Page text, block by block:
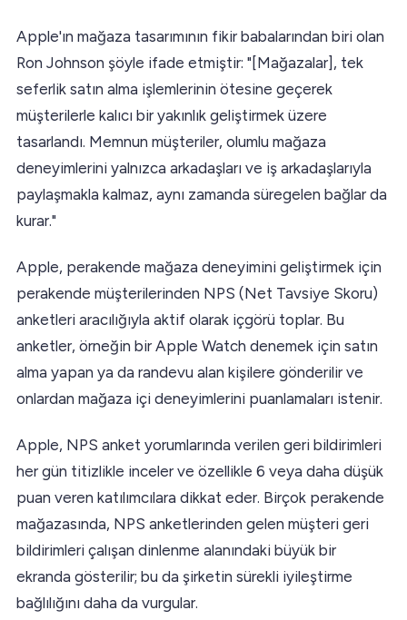
Apple'ın mağaza tasarımının fikir babalarından biri olan
Ron Johnson şöyle ifade etmiştir: "[Mağazalar], tek
seferlik satın alma işlemlerinin ötesine geçerek
müşterilerle kalıcı bir yakınlık geliştirmek üzere
tasarlandı. Memnun müşteriler, olumlu mağaza
deneyimlerini yalnızca arkadaşları ve iş arkadaşlarıyla
paylaşmakla kalmaz, aynı zamanda süregelen bağlar da
kurar."
Apple, perakende mağaza deneyimini geliştirmek için
perakende müşterilerinden NPS (Net Tavsiye Skoru)
anketleri aracılığıyla aktif olarak içgörü toplar. Bu
anketler, örneğin bir Apple Watch denemek için satın
alma yapan ya da randevu alan kişilere gönderilir ve
onlardan mağaza içi deneyimlerini puanlamaları istenir.
Apple, NPS anket yorumlarında verilen geri bildirimleri
her gün titizlikle inceler ve özellikle 6 veya daha düşük
puan veren katılımcılara dikkat eder. Birçok perakende
mağazasında, NPS anketlerinden gelen müşteri geri
bildirimleri çalışan dinlenme alanındaki büyük bir
ekranda gösterilir; bu da şirketin sürekli iyileştirme
bağlılığını daha da vurgular.